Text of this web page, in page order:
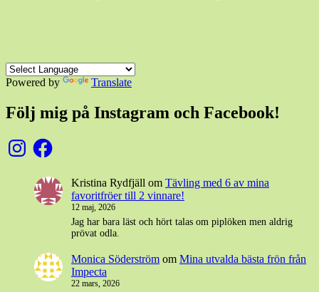
Powered by Translate
Följ mig på Instagram och Facebook!
InstagramFacebook
Kristina Rydfjäll om Tävling med 6 av mina
favoritfröer till 2 vinnare!
12 maj, 2026
Jag har bara läst och hört talas om piplöken men aldrig
prövat odla.
Monica Söderström om Mina utvalda bästa frön från
Impecta
22 mars, 2026